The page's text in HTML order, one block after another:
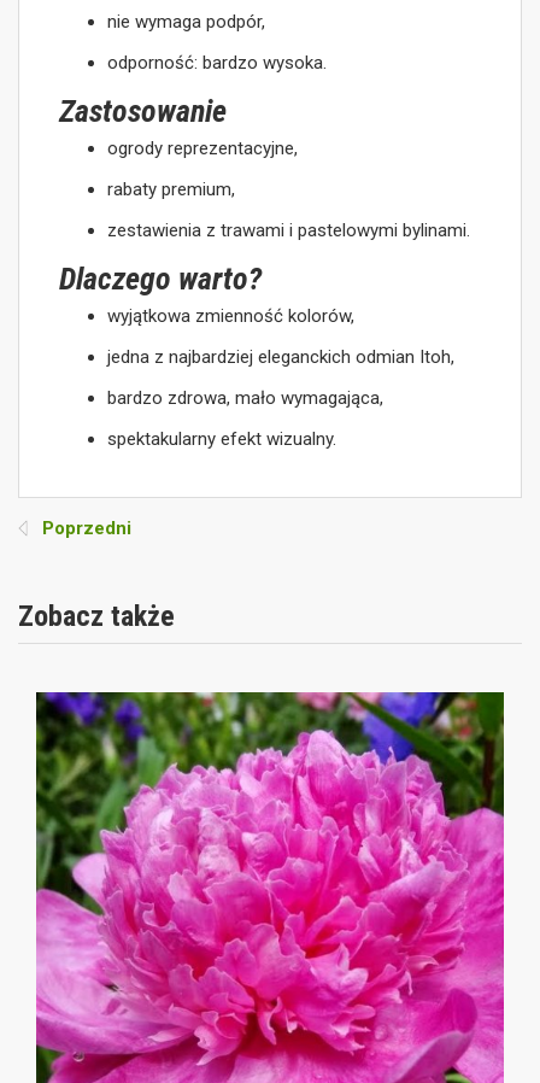
nie wymaga podpór,
odporność: bardzo wysoka.
Zastosowanie
ogrody reprezentacyjne,
rabaty premium,
zestawienia z trawami i pastelowymi bylinami.
Dlaczego warto?
wyjątkowa zmienność kolorów,
jedna z najbardziej eleganckich odmian Itoh,
bardzo zdrowa, mało wymagająca,
spektakularny efekt wizualny.
Poprzedni
Zobacz także